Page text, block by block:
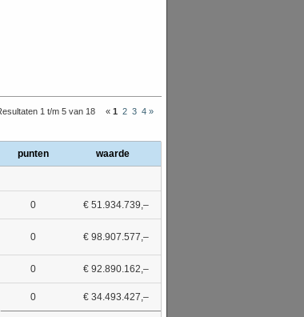
1 t/m 5 van 18 « 1 2 3 4 »
punten waarde
0 € 51.934.739,–
0 € 98.907.577,–
0 € 92.890.162,–
0 € 34.493.427,–